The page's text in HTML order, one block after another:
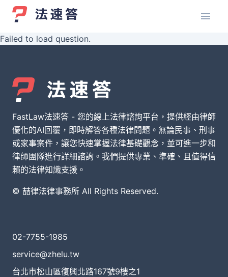
Failed to load question.
FastLaw法速答 - 您的線上法律諮詢平台，提供經由律師
優化的AI回覆，即時解答各種法律問題。無論民事、刑事
或家事案件，讓您快速掌握法律基礎觀念，並可進一步和
律師團隊進行詳細諮詢。我們提供專業、準確、且值得信
賴的法律知識支援。
© 喆律法律事務所 All Rights Reserved.
02-7755-1985
service@zhelu.tw
台北市松山區復興北路167號9樓之1